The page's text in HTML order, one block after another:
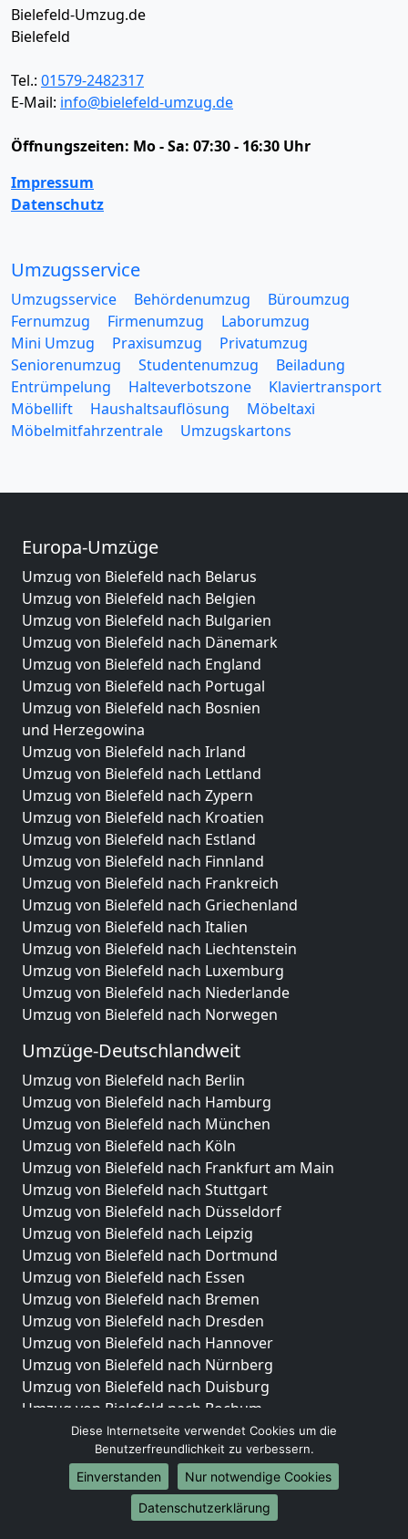
Bielefeld-Umzug.de
Bielefeld
Tel.: 01579-2482317
E-Mail: info@bielefeld-umzug.de
Öffnungszeiten: Mo - Sa: 07:30 - 16:30 Uhr
Impressum
Datenschutz
Umzugsservice
Umzugsservice Behördenumzug
Büroumzug
Fernumzug
Firmenumzug
Laborumzug
Mini Umzug
Praxisumzug
Privatumzug
Seniorenumzug
Studentenumzug
Beiladung
Entrümpelung
Halteverbotszone
Klaviertransport
Möbellift
Haushaltsauflösung
Möbeltaxi
Möbelmitfahrzentrale
Umzugskartons
Europa-Umzüge
Umzug von Bielefeld nach Belarus
Umzug von Bielefeld nach Belgien
Umzug von Bielefeld nach Bulgarien
Umzug von Bielefeld nach Dänemark
Umzug von Bielefeld nach England
Umzug von Bielefeld nach Portugal
Umzug von Bielefeld nach Bosnien
und Herzegowina
Umzug von Bielefeld nach Irland
Umzug von Bielefeld nach Lettland
Umzug von Bielefeld nach Zypern
Umzug von Bielefeld nach Kroatien
Umzug von Bielefeld nach Estland
Umzug von Bielefeld nach Finnland
Umzug von Bielefeld nach Frankreich
Umzug von Bielefeld nach Griechenland
Umzug von Bielefeld nach Italien
Umzug von Bielefeld nach Liechtenstein
Umzug von Bielefeld nach Luxemburg
Umzug von Bielefeld nach Niederlande
Umzug von Bielefeld nach Norwegen
Umzüge-Deutschlandweit
Umzug von Bielefeld nach Berlin
Umzug von Bielefeld nach Hamburg
Umzug von Bielefeld nach München
Umzug von Bielefeld nach Köln
Umzug von Bielefeld nach Frankfurt am Main
Umzug von Bielefeld nach Stuttgart
Umzug von Bielefeld nach Düsseldorf
Umzug von Bielefeld nach Leipzig
Umzug von Bielefeld nach Dortmund
Umzug von Bielefeld nach Essen
Umzug von Bielefeld nach Bremen
Umzug von Bielefeld nach Dresden
Umzug von Bielefeld nach Hannover
Umzug von Bielefeld nach Nürnberg
Umzug von Bielefeld nach Duisburg
Umzug von Bielefeld nach Bochum
Umzug von Bielefeld nach Wuppertal
Umzug von Bielefeld nach Bielefeld
Umzug von Bielefeld nach Bonn
Umzug von Bielefeld nach Münster
Diese Internetseite verwendet Cookies um die
Benutzerfreundlichkeit zu verbessern.
Einverstanden
Nur notwendige Cookies
Datenschutzerklärung